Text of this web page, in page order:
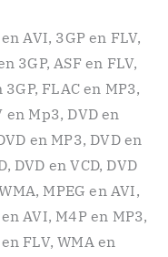
AVI, 3GP en FLV,
3GP, ASF en FLV,
FLAC en MP3,
en Mp3, DVD en
en MP3, DVD en
DVD en VCD, DVD
MPEG en AVI,
AVI, M4P en MP3,
FLV, WMA en